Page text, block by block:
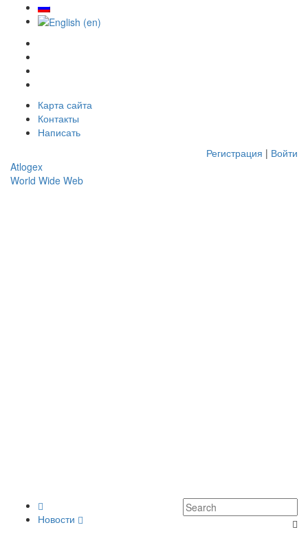
Карта сайта
Контакты
Написать
Регистрация | Войти
Atlogex
World Wide Web
Новости